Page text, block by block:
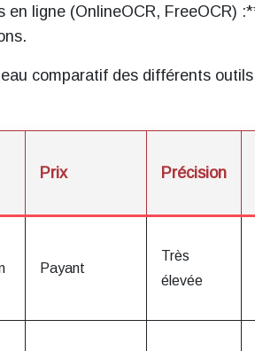
en ligne (OnlineOCR, FreeOCR)
comparatif des différents outils
Prix Précision
Payant
Très
élevée